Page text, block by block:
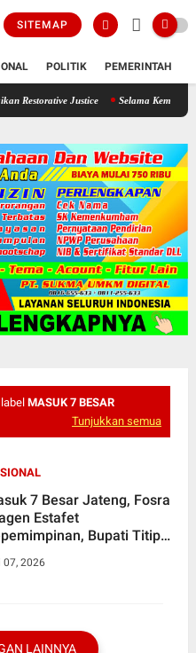
SITEMAP
POLITIK PEMERINTAH
Restorative Justice Selama Kemarau :
MASUK 7 BESAR
Tunjukkan semua
7 Besar Jateng, Fosra
Estafet
Bupati Titip
Siswa
07, 2026
LAINNYA